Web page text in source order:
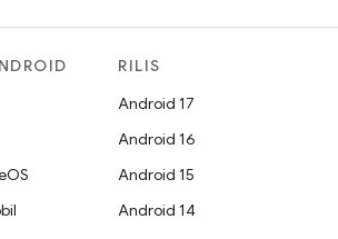
RILIS
Android 17
Android 16
Android 15
Android 14